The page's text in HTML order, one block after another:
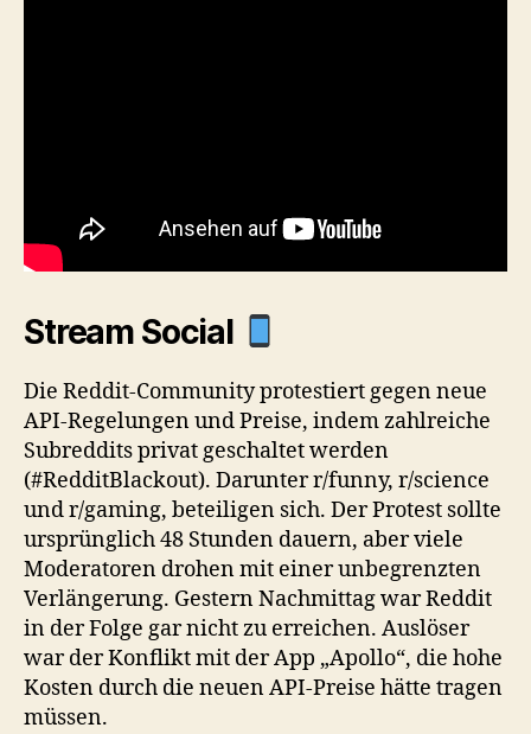
Stream Social
Die Reddit-Community protestiert gegen neue
API-Regelungen und Preise, indem zahlreiche
Subreddits privat geschaltet werden
(#RedditBlackout). Darunter r/funny, r/science
und r/gaming, beteiligen sich. Der Protest sollte
ursprünglich 48 Stunden dauern, aber viele
Moderatoren drohen mit einer unbegrenzten
Verlängerung. Gestern Nachmittag war Reddit
in der Folge gar nicht zu erreichen. Auslöser
war der Konflikt mit der App „Apollo“, die hohe
Kosten durch die neuen API-Preise hätte tragen
müssen.